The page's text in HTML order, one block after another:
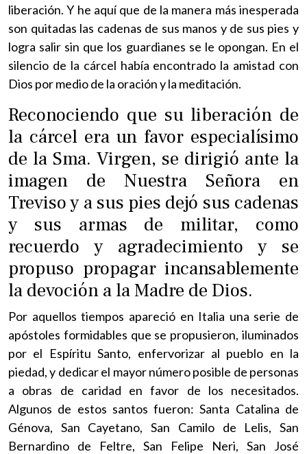
liberación. Y he aquí que de la manera más inesperada
son quitadas las cadenas de sus manos y de sus pies y
logra salir sin que los guardianes se le opongan. En el
silencio de la cárcel había encontrado la amistad con
Dios por medio de la oración y la meditación.
Reconociendo que su liberación de
la cárcel era un favor especialísimo
de la Sma. Virgen, se dirigió ante la
imagen de Nuestra Señora en
Treviso y a sus pies dejó sus cadenas
y sus armas de militar, como
recuerdo y agradecimiento y se
propuso propagar incansablemente
la devoción a la Madre de Dios.
Por aquellos tiempos apareció en Italia una serie de
apóstoles formidables que se propusieron, iluminados
por el Espíritu Santo, enfervorizar al pueblo en la
piedad, y dedicar el mayor número posible de personas
a obras de caridad en favor de los necesitados.
Algunos de estos santos fueron: Santa Catalina de
Génova, San Cayetano, San Camilo de Lelis, San
Bernardino de Feltre, San Felipe Neri, San José